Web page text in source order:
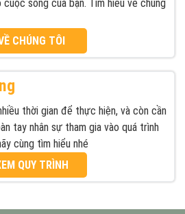
sống của bạn. Tìm hiểu về chúng
CHÚNG TÔI
thời gian để thực hiện, và còn cần
tay nhân sự tham gia vào quá trình
cùng tìm hiểu nhé
QUY TRÌNH